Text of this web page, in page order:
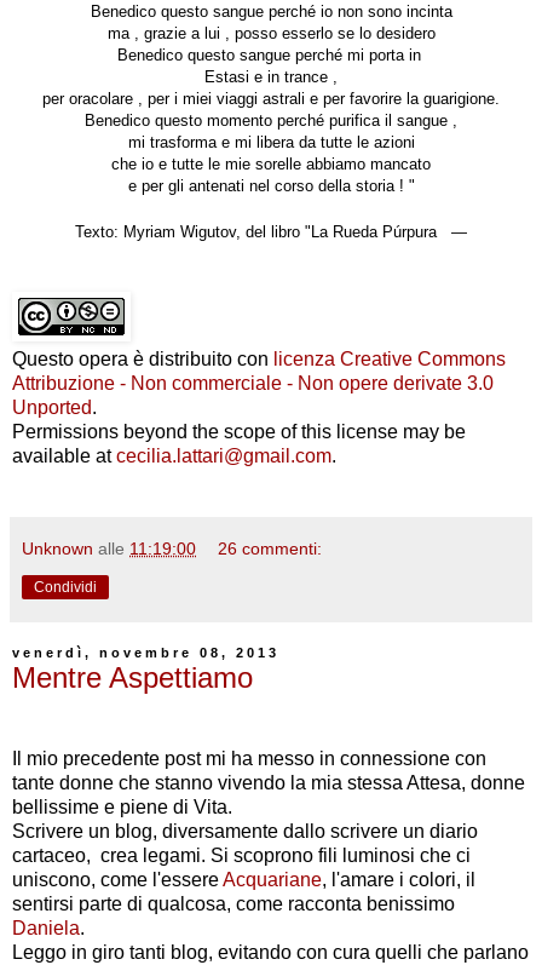
Benedico questo sangue perché io non sono incinta
ma , grazie a lui , posso esserlo se lo desidero
Benedico questo sangue perché mi porta in
Estasi e in trance ,
per oracolare , per i miei viaggi astrali e per favorire la guarigione.
Benedico questo momento perché purifica il sangue ,
mi trasforma e mi libera da tutte le azioni
che io e tutte le mie sorelle abbiamo mancato
e per gli antenati nel corso della storia ! "
Texto: Myriam Wigutov, del libro "La Rueda Púrpura —
Questo opera è distribuito con licenza Creative Commons
Attribuzione - Non commerciale - Non opere derivate 3.0
Unported.
Permissions beyond the scope of this license may be
available atcecilia.lattari@gmail.com.
Unknown alle 11:19:00 26 commenti:
Condividi
venerdì, novembre 08, 2013
Mentre Aspettiamo
Il mio precedente post mi ha messo in connessione con
tante donne che stanno vivendo la mia stessa Attesa, donne
bellissime e piene di Vita.
Scrivere un blog, diversamente dallo scrivere un diario
cartaceo, crea legami. Si scoprono fili luminosi che ci
uniscono, come l'essereAcquariane, l'amare i colori, il
sentirsi parte di qualcosa, come racconta benissimo
Daniela.
Leggo in giro tanti blog, evitando con cura quelli che parlano